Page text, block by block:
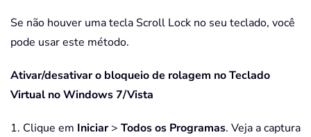
Se não houver uma tecla Scroll Lock no seu teclado, você
pode usar este método.
Ativar/desativar o bloqueio de rolagem no Teclado
Virtual no Windows 7/Vista
1. Clique em Iniciar> Todos os Programas. Veja a captura